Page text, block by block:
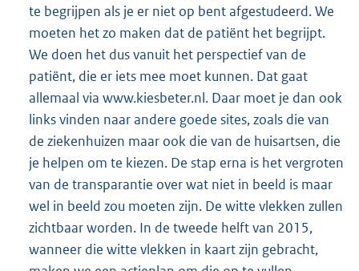
te begrijpen als je er niet op bent afgestudeerd. We
moeten het zo maken dat de patiënt het begrijpt.
We doen het dus vanuit het perspectief van de
patiënt, die er iets mee moet kunnen. Dat gaat
allemaal via www.kiesbeter.nl. Daar moet je dan ook
links vinden naar andere goede sites, zoals die van
de ziekenhuizen maar ook die van de huisartsen, die
je helpen om te kiezen. De stap erna is het vergroten
van de transparantie over wat niet in beeld is maar
wel in beeld zou moeten zijn. De witte vlekken zullen
zichtbaar worden. In de tweede helft van 2015,
wanneer die witte vlekken in kaart zijn gebracht,